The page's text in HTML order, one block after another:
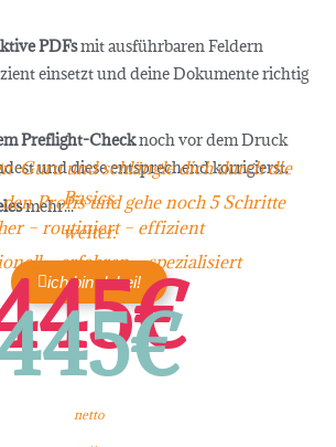
PDFsmit ausführbaren Feldern
einsetzt und deine Dokumente richtig
Preflight-Checknoch vor dem Druck
und diese entsprechend korrigierst.
mehr...
ich bin dabei!
Guru und schlängle dich durch die
Basics.
– routiniert – effizient
netto
den Profis und gehe noch 5 Schritte
weiter.
– erfahren – spezialisiert